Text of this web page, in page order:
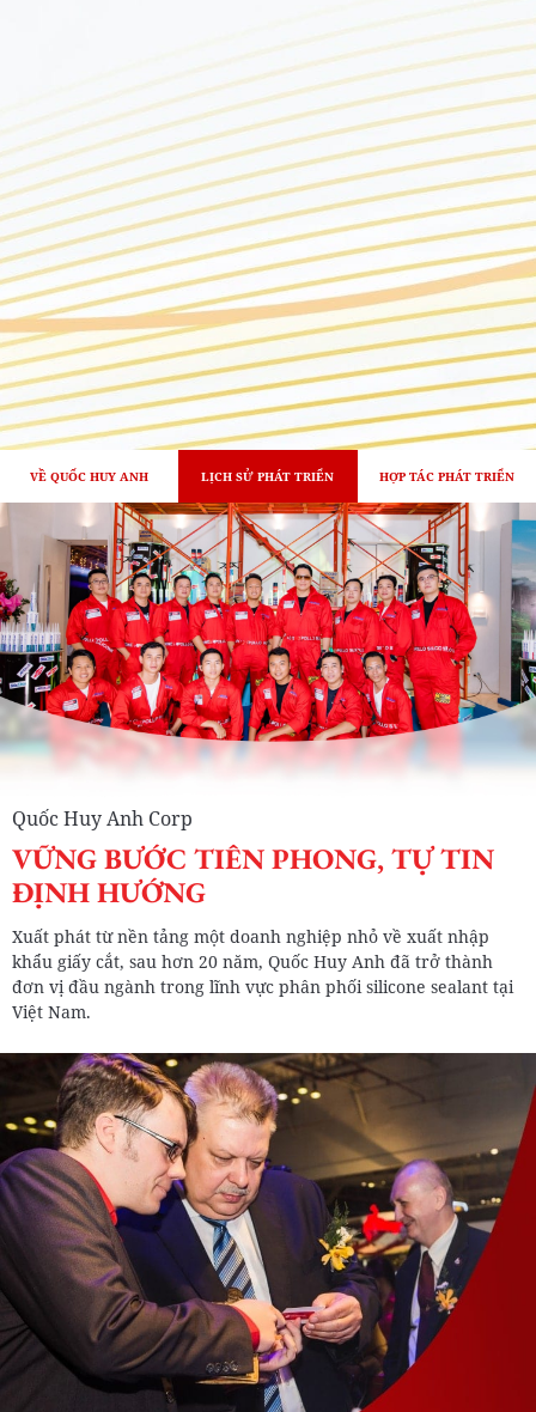
VỀ QUỐC HUY ANH LỊCH SỬ PHÁT TRIỂN HỢP TÁC PHÁT TRIỂN
Quốc Huy Anh Corp
VỮNG BƯỚC TIÊN PHONG, TỰ TIN
ĐỊNH HƯỚNG
Xuất phát từ nền tảng một doanh nghiệp nhỏ về xuất nhập
khẩu giấy cắt, sau hơn 20 năm, Quốc Huy Anh đã trở thành
đơn vị đầu ngành trong lĩnh vực phân phối silicone sealant tại
Việt Nam.